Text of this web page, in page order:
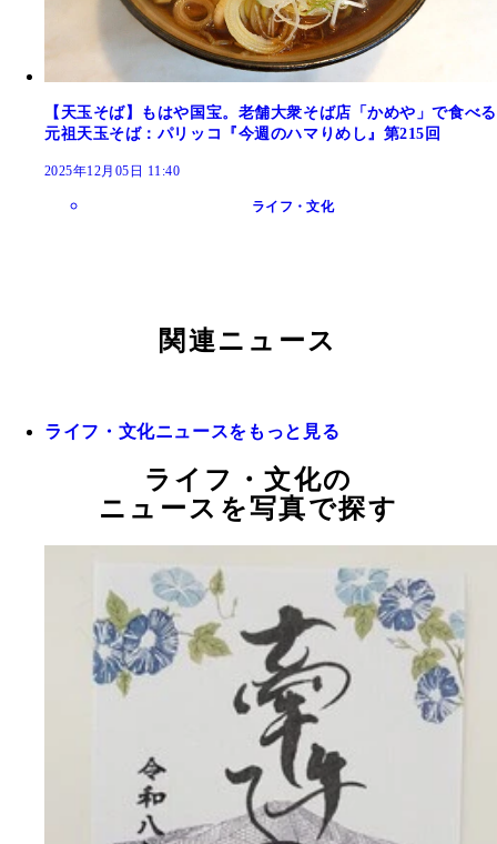
【天玉そば】もはや国宝。老舗大衆そば店「かめや」で食べる
元祖天玉そば：パリッコ『今週のハマりめし』第215回
2025年12月05日 11:40
ライフ・文化
関連ニュース
ライフ・文化ニュースをもっと見る
ライフ・文化の
ニュースを写真で探す